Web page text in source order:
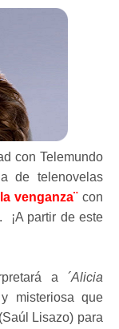
con Telemundo
de telenovelas
venganza¨con
¡A partir de este
a ´Alicia
misteriosa que
(Saúl Lisazo) para